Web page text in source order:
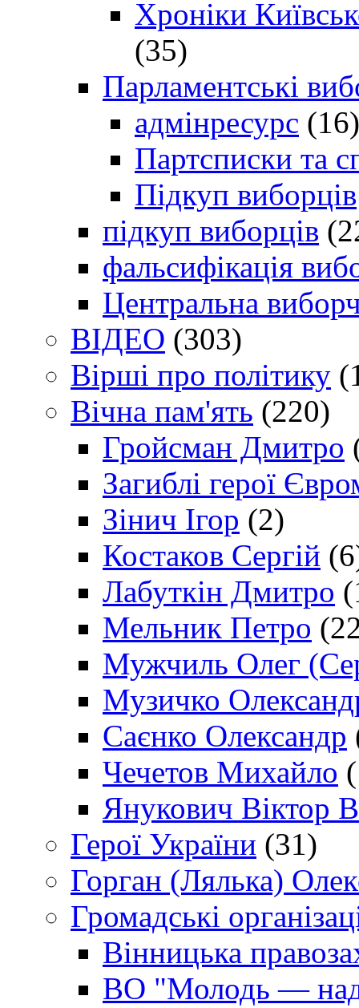
Хроніки
(35)
Парламентські
адмінресурс (16)
Партсписки та
Підкуп виборців
підкуп виборців
фальсифікація
Центральна
ВІДЕО (303)
Вірші про політику
Вічна пам'ять (220)
Гройсман Дмитро
Загиблі герої
Зінич Ігор (2)
Костаков Сергій
Лабуткін Дмитро
Мельник Петро
Мужчиль Олег
Музичко
Саєнко Олександр
Чечетов Михайло
Янукович Віктор
Герої України (31)
Горган (Лялька)
Громадські
Вінницька
ВО "Молодь —